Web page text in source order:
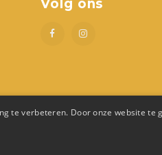
Volg ons
te verbeteren. Door onze website te